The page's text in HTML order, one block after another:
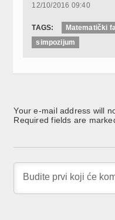
12/10/2016 09:40
TAGS: Matematički
simpozijum
Your e-mail address will
Required fields are